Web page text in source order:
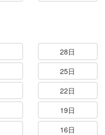
28日
25日
22日
19日
16日